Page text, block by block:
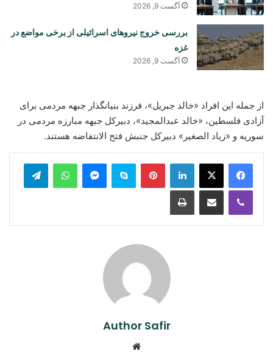
آگست 9, 2026
بررسی خروج نیروهای اسرائیلی از برخی مواضع در
غزه
آگست 9, 2026
از جمله این افراد «خالد جبریل»، فرزند بنیانگذار جبهه مردمی برای
آزادی فلسطین، «خالد عبدالمجید»، دبیرکل جبهه مبارزه مردمی در
سوریه و «زیاد الصغیر» دبیرکل جنبش فتح الانتفاضه هستند.
LinkedIn
Pinterest
Skype
Messenger
WhatsApp
Viber
Share via Email
Print
Author Safir